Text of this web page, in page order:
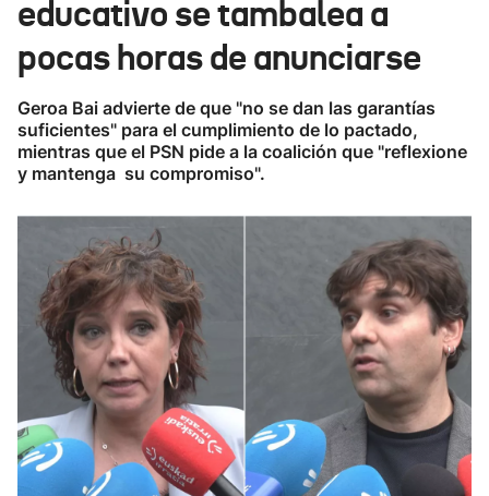
Eguraldia
educativo se tambalea a
pocas horas de anunciarse
Geroa Bai advierte de que "no se dan las garantías
suficientes" para el cumplimiento de lo pactado,
mientras que el PSN pide a la coalición que "reflexione
y mantenga su compromiso".